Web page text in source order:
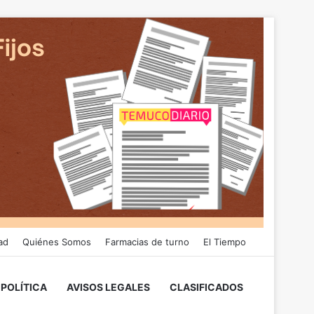
Quiénes Somos Farmacias de turno El Tiempo
POLÍTICA AVISOS LEGALES CLASIFICADOS